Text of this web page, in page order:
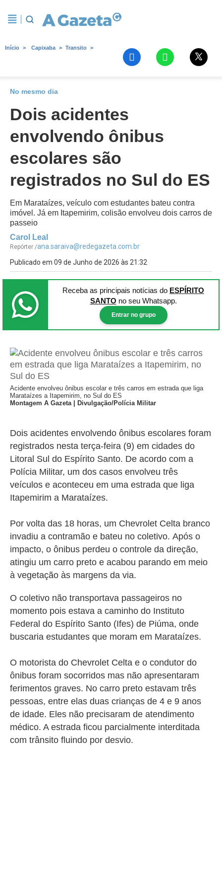
Início Capixaba Transito
No mesmo dia
Dois acidentes
envolvendo ônibus
escolares são
registrados no Sul do ES
Em Marataízes, veículo com estudantes bateu contra
imóvel. Já em Itapemirim, colisão envolveu dois carros de
passeio
Carol Leal
Repórter /ana.saraiva@redegazeta.com.br
Publicado em 09 de Junho de 2026 às 21:32
Receba as principais notícias do ESPÍRITO
SANTO no seu Whatsapp.
Entrar no grupo
Acidente envolveu ônibus escolar e três carros em estrada que liga
Marataízes a Itapemirim, no Sul do ES
Montagem A Gazeta | Divulgação/Polícia Militar
Dois acidentes envolvendo ônibus escolares foram
registrados nesta terça-feira (9) em cidades do
Litoral Sul do Espírito Santo. ​De acordo com a
Polícia Militar, um dos casos envolveu três
veículos e aconteceu em uma estrada que liga
Itapemirim a Marataízes.
Por volta das 18 horas, um Chevrolet Celta branco
invadiu a contramão e bateu no coletivo. Após o
impacto, o ônibus perdeu o controle da direção,
atingiu um carro preto e acabou parando em meio
à vegetação às margens da via.
O coletivo não transportava passageiros no
momento pois estava a caminho do Instituto
Federal do Espírito Santo (Ifes) de Piúma, onde
buscaria estudantes que moram em Marataízes.
O motorista do Chevrolet Celta e o condutor do
ônibus foram socorridos mas não apresentaram
ferimentos graves. No carro preto estavam três
pessoas, entre elas duas crianças de 4 e 9 anos
de idade. Eles não precisaram de atendimento
médico. A estrada ficou parcialmente interditada
com trânsito fluindo por desvio.